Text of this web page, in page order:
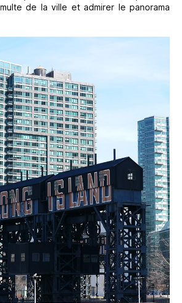
de la ville et admirer le panorama